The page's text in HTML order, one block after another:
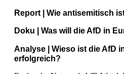
Report | Wie antisemitisch
Doku | Was will die AfD in
Analyse | Wieso ist die AfD
erfolgreich?